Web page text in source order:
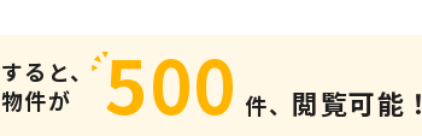
ると、
件が
500 件、 閲覧可能！